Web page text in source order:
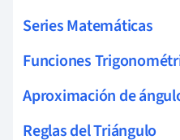
Series Matemáticas
Funciones
Aproximación de
Reglas del Triángulo